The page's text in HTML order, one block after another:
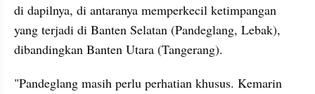
di dapilnya, di antaranya memperkecil ketimpangan
yang terjadi di Banten Selatan (Pandeglang, Lebak),
dibandingkan Banten Utara (Tangerang).
"Pandeglang masih perlu perhatian khusus. Kemarin